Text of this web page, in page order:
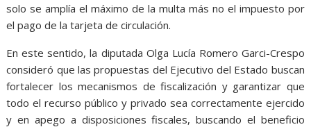
solo se amplía el máximo de la multa más no el impuesto por
el pago de la tarjeta de circulación.
En este sentido, la diputada Olga Lucía Romero Garci-Crespo
consideró que las propuestas del Ejecutivo del Estado buscan
fortalecer los mecanismos de fiscalización y garantizar que
todo el recurso público y privado sea correctamente ejercido
y en apego a disposiciones fiscales, buscando el beneficio